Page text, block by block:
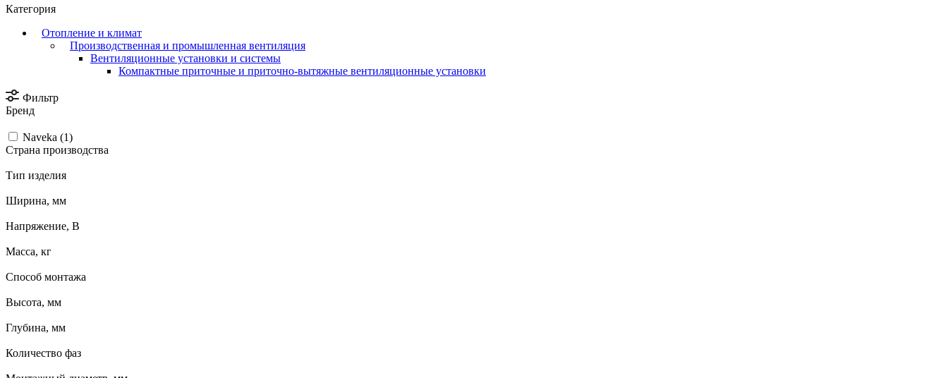
Категория
Отопление и климат
Производственная и промышленная вентиляция
Вентиляционные установки и системы
Компактные приточные и приточно-вытяжные вентиляционные установки
Фильтр
Бренд
Naveka (1)
Страна производства
Тип изделия
Ширина, мм
Напряжение, В
Масса, кг
Способ монтажа
Высота, мм
Глубина, мм
Количество фаз